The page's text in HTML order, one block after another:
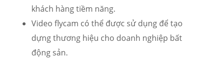
khách hàng tiềm năng.
Video flycam có thể được sử dụng để tạo
dựng thương hiệu cho doanh nghiệp bất
động sản.